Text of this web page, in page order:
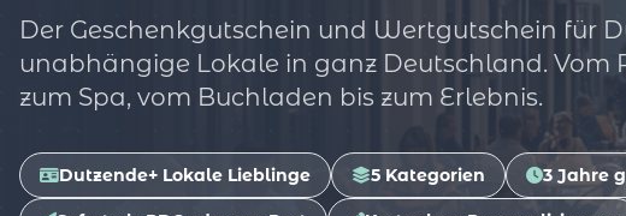
Der Geschenkgutschein und Wertgutschein für
unabhängige Lokale in ganz Deutschland. Vom
zum Spa, vom Buchladen bis zum Erlebnis.
Dutzende+ Lokale Lieblinge 5 Kategorien 3 Jahre